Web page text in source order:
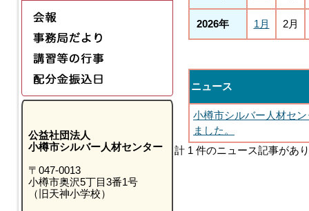
公益社団法人
小樽市シルバー人材センター
〒047-0013
小樽市奥沢5丁目3番1号
（旧天神小学校）
2026年 1月 2月
ニュース
小樽市シルバー人材セン
ました。
計 1 件のニュース記事があ